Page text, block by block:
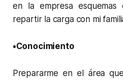
en la empresa
repartir la carga con mi
•Conocimiento
Prepararme en el área